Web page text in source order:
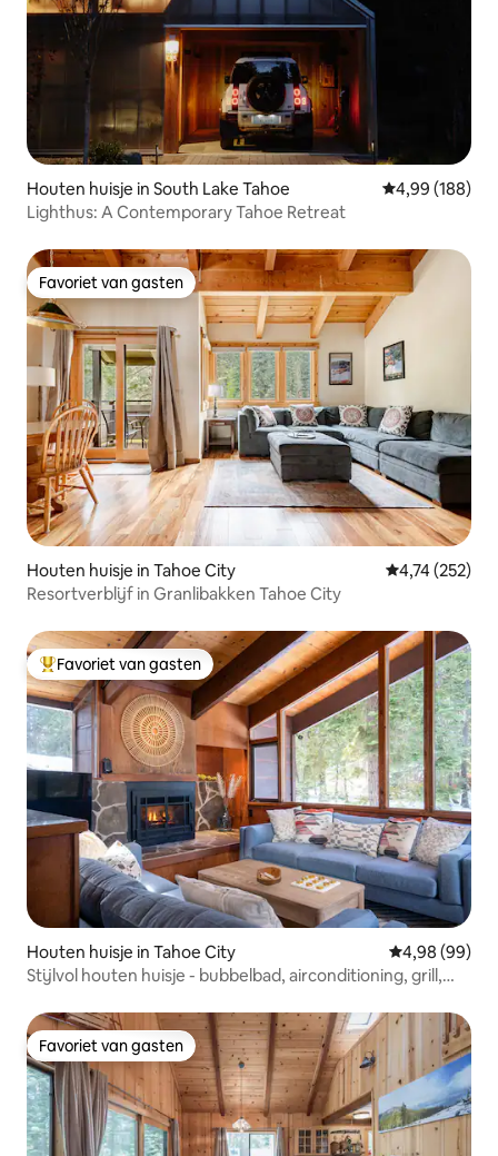
Houten huisje in South Lake Tahoe Gemiddelde
4,99 (188)
Lighthus: A Contemporary Tahoe Retreat
Favoriet van gasten
Favoriet van gasten
Houten huisje in Tahoe City Gemiddelde
4,74 (252)
Resortverblijf in Granlibakken Tahoe City
Topfavoriet van gasten
Favoriet van gasten
Houten huisje in Tahoe City Gemiddelde
4,98 (99)
Stijlvol houten huisje - bubbelbad, airconditioning, grill,
Favoriet van gasten
Favoriet van gasten